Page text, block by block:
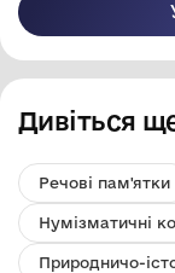
Дивіться
Речові пам'ятки
Нумізматичні
Природничо-